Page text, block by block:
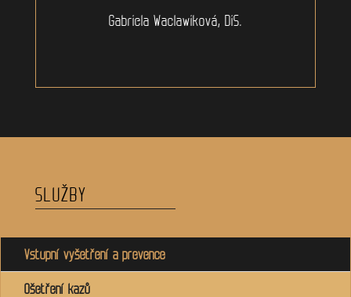
Gabriela Waclawiková, DiS.
SLUŽBY
Vstupní vyšetření a prevence
Ošetření kazů